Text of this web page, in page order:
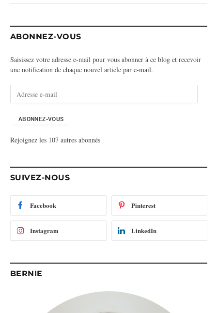
ABONNEZ-VOUS
Saisissez votre adresse e-mail pour vous abonner à ce blog et recevoir
une notification de chaque nouvel article par e-mail.
s
m
ABONNEZ-VOUS
Rejoignez les 107 autres abonnés
SUIVEZ-NOUS
Facebook Pinterest
Instagram LinkedIn
BERNIE